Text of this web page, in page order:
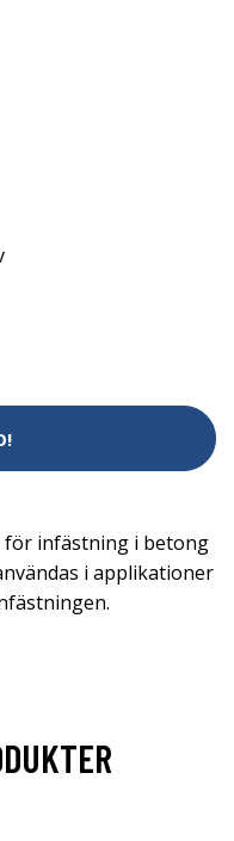
för infästning i betong
i applikationer